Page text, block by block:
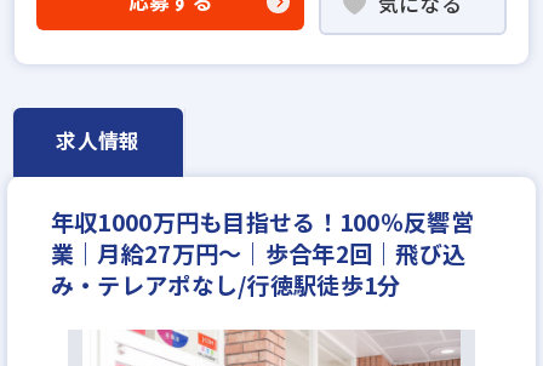
賃貸仲介の店長経験者歓迎
業界未経験歓迎
学歴不問
資格支援制度あり
ノルマ無し
完全週休2日
休日シフト制
年間休日120日以上
月平均残業20時間以内
反響営業
年収400万円
年収450万円
年収500万円
年収550万円
年収600万円
月給35万円
月給40万円 月給50万円
求人情報
年収1000万円も目指せる！100％反響営
業｜月給27万円～｜歩合年2回｜飛び込
み・テレアポなし/行徳駅徒歩1分